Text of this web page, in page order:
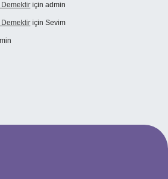
için admin
için Sevim